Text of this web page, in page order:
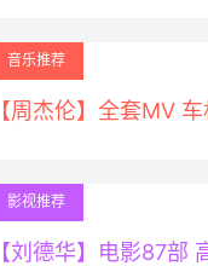
音乐推荐
【周杰伦】全套MV
影视推荐
【刘德华】电影87部